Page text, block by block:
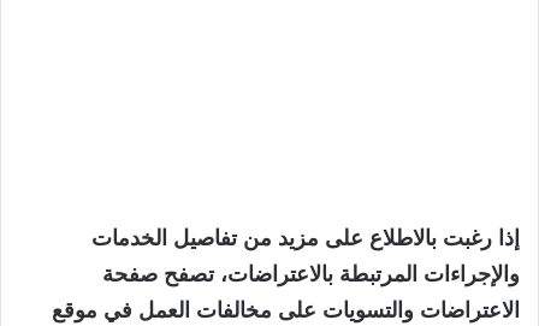
إذا رغبت بالاطلاع على مزيد من تفاصيل الخدمات
والإجراءات المرتبطة بالاعتراضات، تصفح صفحة
الاعتراضات والتسويات على مخالفات العمل في موقع